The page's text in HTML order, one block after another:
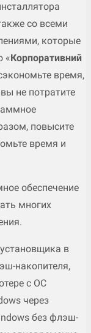
со всеми
которые
«Корпоративний
время,
не потратите
повысите
время и
обеспечение
многих
в
накопителя,
с OC
через
без флэш-